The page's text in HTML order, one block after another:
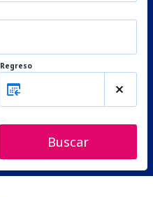
Regreso
Buscar